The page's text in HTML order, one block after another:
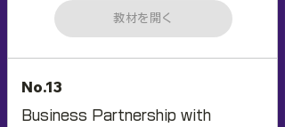
教材を開く
No.13
Business Partnership with